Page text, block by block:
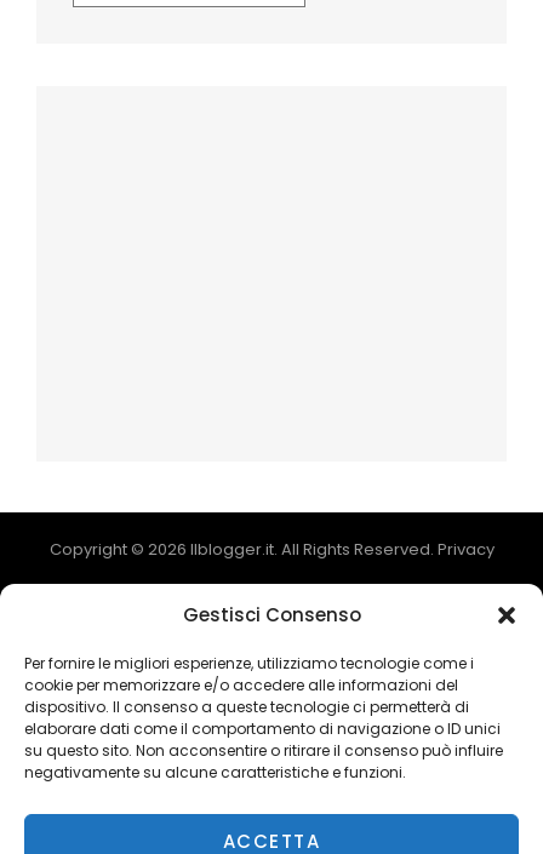
Gestisci Consenso
Per fornire le migliori esperienze, utilizziamo tecnologie come i
cookie per memorizzare e/o accedere alle informazioni del
dispositivo. Il consenso a queste tecnologie ci permetterà di
elaborare dati come il comportamento di navigazione o ID unici
su questo sito. Non acconsentire o ritirare il consenso può influire
negativamente su alcune caratteristiche e funzioni.
ACCETTA
Copyright © 2026 Ilblogger.it. All Rights Reserved. Privacy
Catch Mag byCatch Themes
Ads Blocker Detected!!!